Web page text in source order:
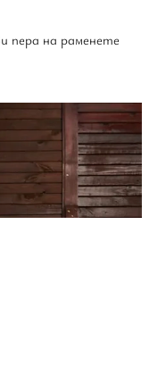
пера на раменете